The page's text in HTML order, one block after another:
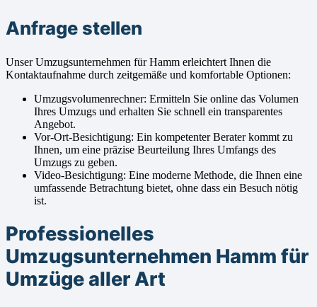
Anfrage stellen
Unser Umzugsunternehmen für Hamm erleichtert Ihnen die
Kontaktaufnahme durch zeitgemäße und komfortable Optionen:
Umzugsvolumenrechner: Ermitteln Sie online das Volumen
Ihres Umzugs und erhalten Sie schnell ein transparentes
Angebot.
Vor-Ort-Besichtigung: Ein kompetenter Berater kommt zu
Ihnen, um eine präzise Beurteilung Ihres Umfangs des
Umzugs zu geben.
Video-Besichtigung: Eine moderne Methode, die Ihnen eine
umfassende Betrachtung bietet, ohne dass ein Besuch nötig
ist.
Professionelles
Umzugsunternehmen Hamm für
Umzüge aller Art